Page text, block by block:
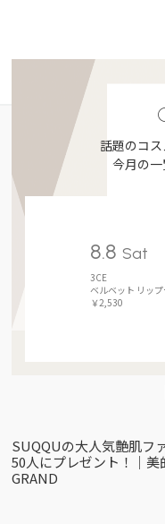
話題のコ
今月の一
8.8 Sat
3CE
ベルベット リップ
￥2,530
SUQQUの大人気艶肌フ
50人にプレゼント！｜美
GRAND